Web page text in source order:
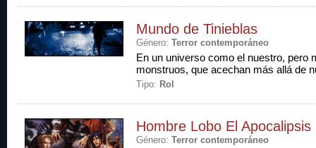
Mundo de Tinieblas
Género: Terror contemporáneo
En un universo como el nuestro, pero
monstruos, que acechan más allá de
Tipo: Rol
Hombre Lobo El Apocalipsis
Género: Terror contemporáneo